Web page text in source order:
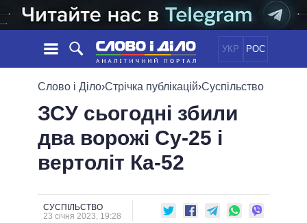
УКР РОС
НОВИНИ
СТРІЧКА
ПОДІЇ
СТАТТІ
ДУМКИ
ОГЛЯДИ
ДАЙДЖЕСТИ
ПОЛІТИКА
ЕКОНОМІКА
СУСПІЛЬСТВО
ОБIЦЯНКИ
ПОЛIТИКИ
УСІ ПОЛІТИКИ
ПРЕЗИДЕНТ І ОФІС
ВЕРХОВНА РАДА
ВІДЕО
Слово і Діло›Стрічка публікацій›Суспільство
ЗСУ сьогодні збили
два ворожі Су-25 і
вертоліт Ка-52
СУСПІЛЬСТВО
23 січня 2023, 19:28